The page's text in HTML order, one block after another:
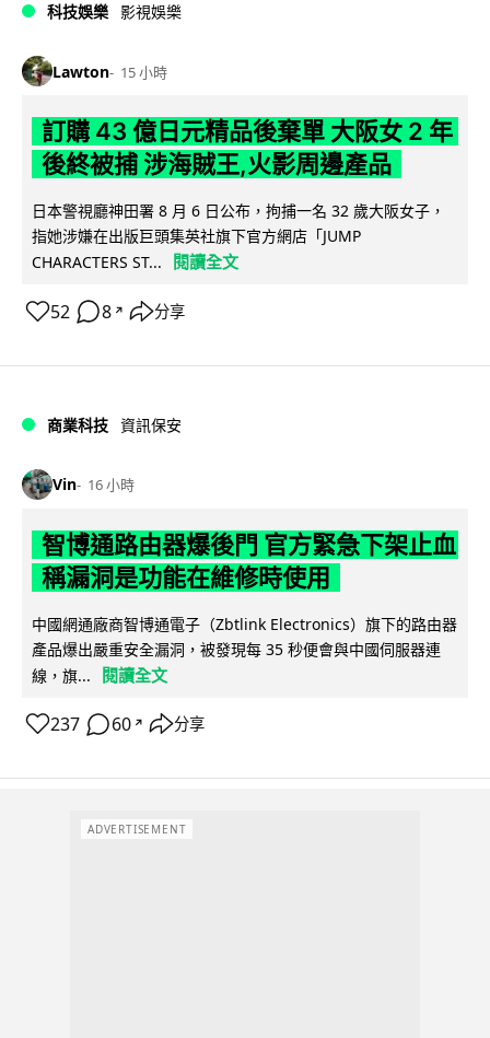
科技娛樂 影視娛樂
Lawton 15 小時
訂購 43 億日元精品後棄單 大阪女 2 年
後終被捕 涉海賊王,火影周邊產品
日本警視廳神田署 8 月 6 日公布，拘捕一名 32 歲大阪女子，
指她涉嫌在出版巨頭集英社旗下官方網店「JUMP
CHARACTERS ST...
閱讀全文
52 8 ↗ 分享
商業科技 資訊保安
Vin 16 小時
智博通路由器爆後門 官方緊急下架止血
稱漏洞是功能在維修時使用
中國網通廠商智博通電子（Zbtlink Electronics）旗下的路由器
產品爆出嚴重安全漏洞，被發現每 35 秒便會與中國伺服器連
線，旗...
閱讀全文
237 60 ↗ 分享
ADVERTISEMENT